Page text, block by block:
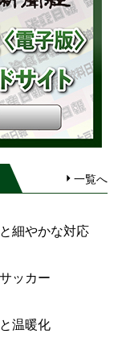
一覧へ
細やかな対応
ッカー
温暖化